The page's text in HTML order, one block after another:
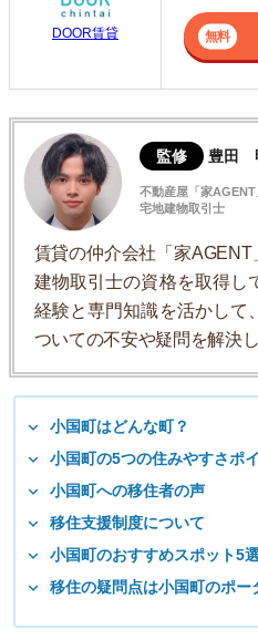
DOOR賃貸
監修 豊田
不動産屋「家
宅地建物取引士
賃貸の仲介会社「家
建物取引士の資格を取得し
経験と専門知識を活かして
ついての不安や疑問を解決し
小国町はどんな町？
小国町の5つの住みやすさポ
小国町への移住者の声
移住支援制度について
小国町のおすすめスポット5
移住の疑問点は小国町のポー